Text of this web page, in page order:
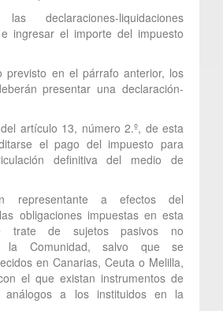
declaraciones-liquidaciones
ingresar el importe del impuesto
previsto en el párrafo anterior, los
presentar una declaración-
artículo 13, número 2.º, de esta
el pago del impuesto para
definitiva del medio de
representante a efectos del
obligaciones impuestas en esta
trate de sujetos pasivos no
la Comunidad, salvo que se
en Canarias, Ceuta o Melilla,
el que existan instrumentos de
análogos a los instituidos en la